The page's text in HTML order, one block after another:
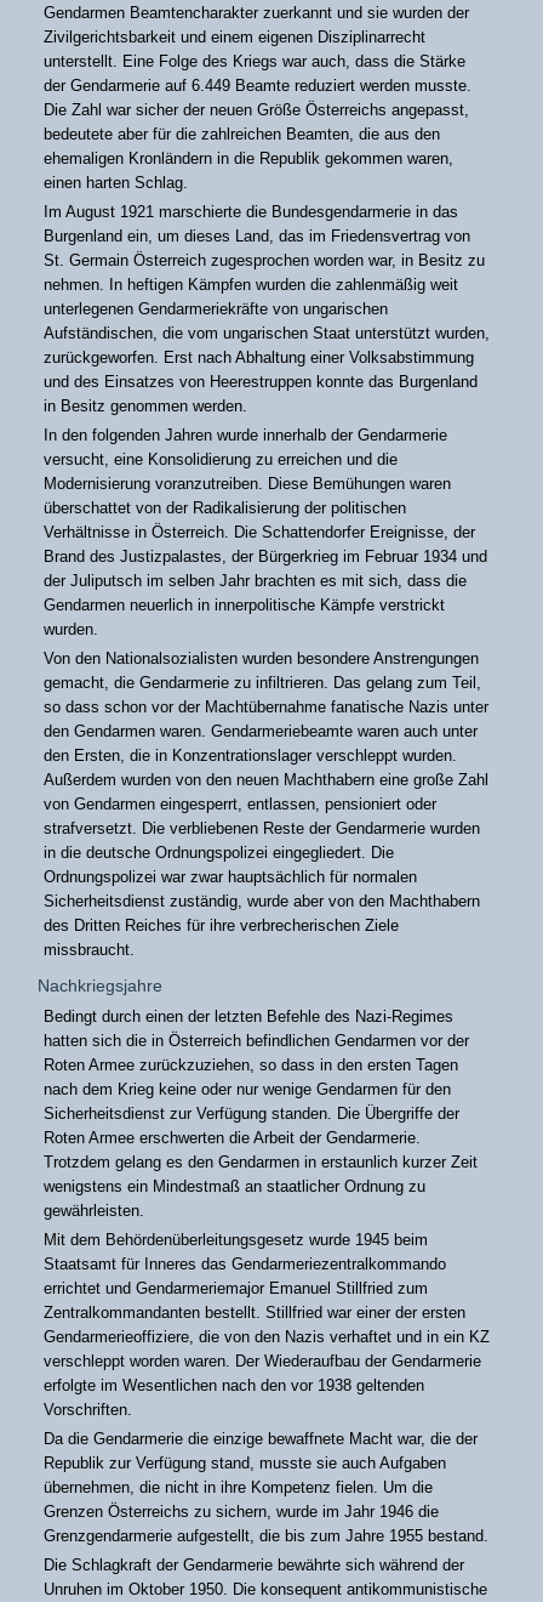
Gendarmen Beamtencharakter zuerkannt und sie wurden der
Zivilgerichtsbarkeit und einem eigenen Disziplinarrecht
unterstellt. Eine Folge des Kriegs war auch, dass die Stärke
der Gendarmerie auf 6.449 Beamte reduziert werden musste.
Die Zahl war sicher der neuen Größe Österreichs angepasst,
bedeutete aber für die zahlreichen Beamten, die aus den
ehemaligen Kronländern in die Republik gekommen waren,
einen harten Schlag.
Im August 1921 marschierte die Bundesgendarmerie in das
Burgenland ein, um dieses Land, das im Friedensvertrag von
St. Germain Österreich zugesprochen worden war, in Besitz zu
nehmen. In heftigen Kämpfen wurden die zahlenmäßig weit
unterlegenen Gendarmeriekräfte von ungarischen
Aufständischen, die vom ungarischen Staat unterstützt wurden,
zurückgeworfen. Erst nach Abhaltung einer Volksabstimmung
und des Einsatzes von Heerestruppen konnte das Burgenland
in Besitz genommen werden.
In den folgenden Jahren wurde innerhalb der Gendarmerie
versucht, eine Konsolidierung zu erreichen und die
Modernisierung voranzutreiben. Diese Bemühungen waren
überschattet von der Radikalisierung der politischen
Verhältnisse in Österreich. Die Schattendorfer Ereignisse, der
Brand des Justizpalastes, der Bürgerkrieg im Februar 1934 und
der Juliputsch im selben Jahr brachten es mit sich, dass die
Gendarmen neuerlich in innerpolitische Kämpfe verstrickt
wurden.
Von den Nationalsozialisten wurden besondere Anstrengungen
gemacht, die Gendarmerie zu infiltrieren. Das gelang zum Teil,
so dass schon vor der Machtübernahme fanatische Nazis unter
den Gendarmen waren. Gendarmeriebeamte waren auch unter
den Ersten, die in Konzentrationslager verschleppt wurden.
Außerdem wurden von den neuen Machthabern eine große Zahl
von Gendarmen eingesperrt, entlassen, pensioniert oder
strafversetzt. Die verbliebenen Reste der Gendarmerie wurden
in die deutsche Ordnungspolizei eingegliedert. Die
Ordnungspolizei war zwar hauptsächlich für normalen
Sicherheitsdienst zuständig, wurde aber von den Machthabern
des Dritten Reiches für ihre verbrecherischen Ziele
missbraucht.
Nachkriegsjahre
Bedingt durch einen der letzten Befehle des Nazi-Regimes
hatten sich die in Österreich befindlichen Gendarmen vor der
Roten Armee zurückzuziehen, so dass in den ersten Tagen
nach dem Krieg keine oder nur wenige Gendarmen für den
Sicherheitsdienst zur Verfügung standen. Die Übergriffe der
Roten Armee erschwerten die Arbeit der Gendarmerie.
Trotzdem gelang es den Gendarmen in erstaunlich kurzer Zeit
wenigstens ein Mindestmaß an staatlicher Ordnung zu
gewährleisten.
Mit dem Behördenüberleitungsgesetz wurde 1945 beim
Staatsamt für Inneres das Gendarmeriezentralkommando
errichtet und Gendarmeriemajor Emanuel Stillfried zum
Zentralkommandanten bestellt. Stillfried war einer der ersten
Gendarmerieoffiziere, die von den Nazis verhaftet und in ein KZ
verschleppt worden waren. Der Wiederaufbau der Gendarmerie
erfolgte im Wesentlichen nach den vor 1938 geltenden
Vorschriften.
Da die Gendarmerie die einzige bewaffnete Macht war, die der
Republik zur Verfügung stand, musste sie auch Aufgaben
übernehmen, die nicht in ihre Kompetenz fielen. Um die
Grenzen Österreichs zu sichern, wurde im Jahr 1946 die
Grenzgendarmerie aufgestellt, die bis zum Jahre 1955 bestand.
Die Schlagkraft der Gendarmerie bewährte sich während der
Unruhen im Oktober 1950. Die konsequent antikommunistische